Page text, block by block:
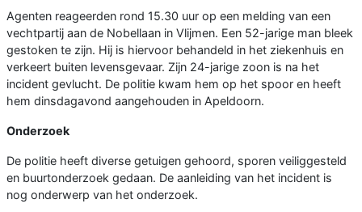
Agenten reageerden rond 15.30 uur op een melding van een
vechtpartij aan de Nobellaan in Vlijmen. Een 52-jarige man bleek
gestoken te zijn. Hij is hiervoor behandeld in het ziekenhuis en
verkeert buiten levensgevaar. Zijn 24-jarige zoon is na het
incident gevlucht. De politie kwam hem op het spoor en heeft
hem dinsdagavond aangehouden in Apeldoorn.
Onderzoek
De politie heeft diverse getuigen gehoord, sporen veiliggesteld
en buurtonderzoek gedaan. De aanleiding van het incident is
nog onderwerp van het onderzoek.